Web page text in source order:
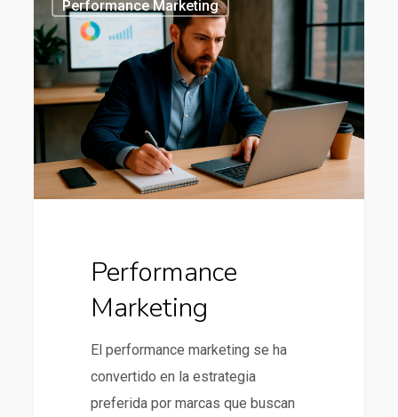
Marketing
Performance Marketing
Performance
Marketing
El performance marketing se ha
convertido en la estrategia
preferida por marcas que buscan